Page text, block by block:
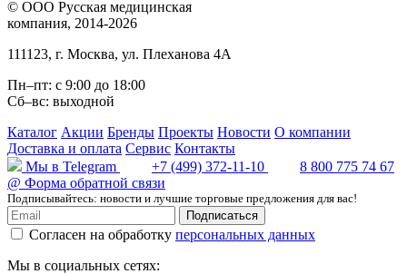
© ООО Русская медицинская
компания, 2014-2026
111123, г. Москва, ул. Плеханова 4А
Пн–пт: с 9:00 до 18:00
Сб–вс: выходной
Каталог Акции Бренды Проекты Новости О компании
Доставка и оплата Сервис Контакты
Мы в Telegram
+7 (499) 372-11-10
8 800 775 74 67
@ Форма обратной связи
Подписывайтесь: новости и лучшие торговые предложения для вас!
Подписаться
Согласен на обработку персональных данных
Мы в социальных сетях: